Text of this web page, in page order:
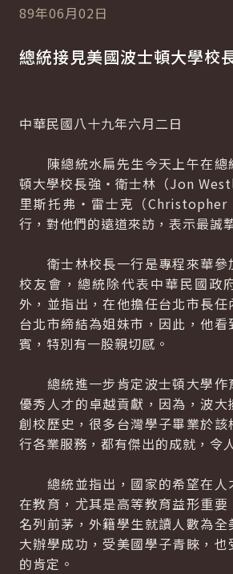
89年06月02日
總統接見美國波士頓大學校
中華民國八十九年六月二日
陳總統水扁先生今天上午在總
頓大學校長強‧衛士林（Jon
里斯托弗‧雷士克（Christopher
行，對他們的遠道來訪，表示最誠
衛士林校長一行是專程來華參
校友會，總統除代表中華民國政
外，並指出，在他擔任台北市長
台北市締結為姐妹市，因此，他
賓，特別有一股親切感。
總統進一步肯定波士頓大學作
優秀人才的卓越貢獻，因為，波
創校歷史，很多台灣學子畢業於
行各業服務，都有傑出的成就，令
總統並指出，國家的希望在人
在教育，尤其是高等教育益形重
名列前茅，外籍學生就讀人數為
大辦學成功，受美國學子青睞，
的肯定。